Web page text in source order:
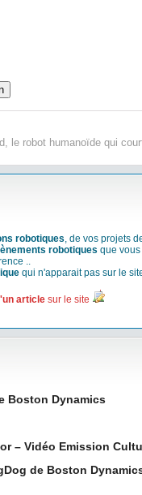
le robot humanoïde qui
robotiques, de vos projets
robotiques que
..
qui n'apparait pas sur le
article sur le site
Boston Dynamics
– Vidéo Emission
de Boston